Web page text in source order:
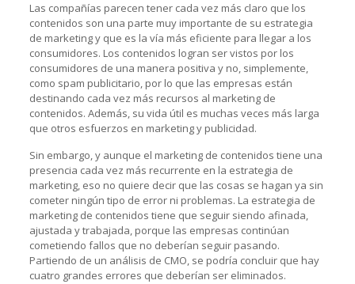
Las compañías parecen tener cada vez más claro que los
contenidos son una parte muy importante de su estrategia
de marketing y que es la vía más eficiente para llegar a los
consumidores. Los contenidos logran ser vistos por los
consumidores de una manera positiva y no, simplemente,
como spam publicitario, por lo que las empresas están
destinando cada vez más recursos al marketing de
contenidos. Además, su vida útil es muchas veces más larga
que otros esfuerzos en marketing y publicidad.
Sin embargo, y aunque el marketing de contenidos tiene una
presencia cada vez más recurrente en la estrategia de
marketing, eso no quiere decir que las cosas se hagan ya sin
cometer ningún tipo de error ni problemas. La estrategia de
marketing de contenidos tiene que seguir siendo afinada,
ajustada y trabajada, porque las empresas continúan
cometiendo fallos que no deberían seguir pasando.
Partiendo de un análisis de CMO, se podría concluir que hay
cuatro grandes errores que deberían ser eliminados.